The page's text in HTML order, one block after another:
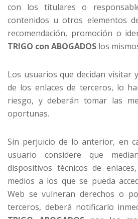
con los titulares o
contenidos u otros elementos
recomendación, promoción o
TRIGO con ABOGADOS los
Los usuarios que decidan visitar
de los enlaces de terceros, lo
riesgo, y deberán tomar las
oportunas.
Sin perjuicio de lo anterior, en
usuario considere que
dispositivos técnicos de
medios a los que se pueda
Web se vulneran derechos o
terceros, deberá notificarlo